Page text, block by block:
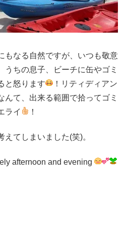
もなる自然ですが、いつも敬意
うちの息子、ビーチに缶やゴミ
と怒ります
！リティディアン
んて、出来る範囲で拾ってゴミ
ライ
！
てしまいました(笑)。
afternoon and evening